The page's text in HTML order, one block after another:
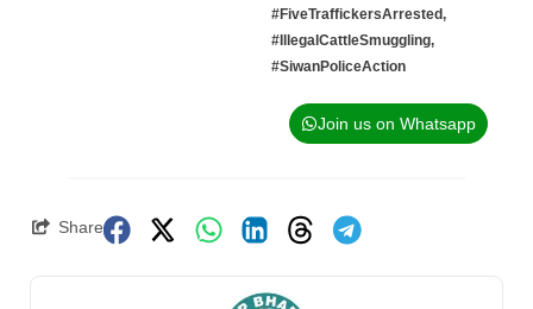
#FiveTraffickersArrested,
#IllegalCattleSmuggling,
#SiwanPoliceAction
Join us on Whatsapp
Share